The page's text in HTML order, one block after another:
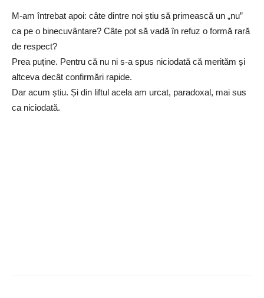
M-am întrebat apoi: câte dintre noi știu să primească un „nu”
ca pe o binecuvântare? Câte pot să vadă în refuz o formă rară
de respect?
Prea puține. Pentru că nu ni s-a spus niciodată că merităm și
altceva decât confirmări rapide.
Dar acum știu. Și din liftul acela am urcat, paradoxal, mai sus
ca niciodată.